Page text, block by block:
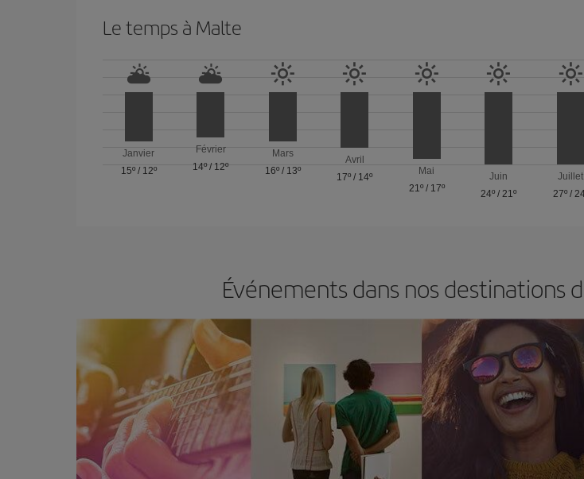
Le temps à Malte
Janvier
15º/ 12º
Février
14º/ 12º
Mars
16º/ 13º
Avril
17º / 14º
Mai
21º/ 17º
Juin
24º /21º
Juillet
27º/
Événements dans nos destinations